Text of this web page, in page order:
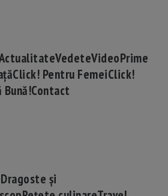
VedeteVideoPrime
Click! Pentru FemeiClick!
Contact
Dragoste și